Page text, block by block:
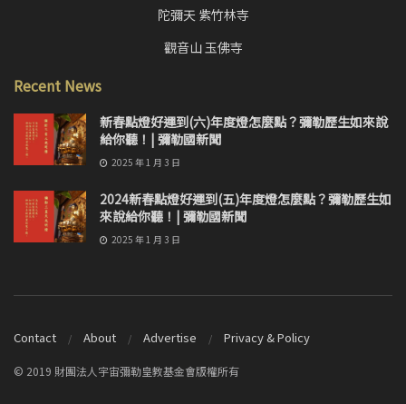
陀彌天 紫竹林寺
觀音山 玉佛寺
Recent News
新春點燈好運到(六)年度燈怎麼點？彌勒歷生如來說
給你聽！| 彌勒國新聞
2025 年 1 月 3 日
2024新春點燈好運到(五)年度燈怎麼點？彌勒歷生如
來說給你聽！| 彌勒國新聞
2025 年 1 月 3 日
Contact About Advertise Privacy & Policy
© 2019 財團法人宇宙彌勒皇教基金會版權所有